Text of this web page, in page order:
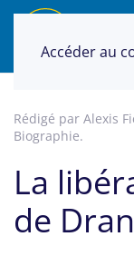
Accéder au
Rédigé par Alexis
Biographie.
La
de